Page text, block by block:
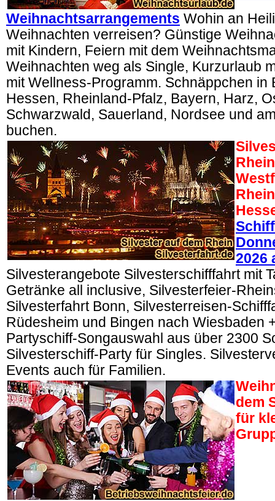
Weihnachtsarrangements Wohin an
Weihnachten verreisen? Günstige
mit Kindern, Feiern mit dem
Weihnachten weg als Single, Kurzurlaub
mit Wellness-Programm. Schnäppchen in
Hessen, Rheinland-Pfalz, Bayern, Harz,
Schwarzwald, Sauerland, Nordsee und
buchen.
2026
Silvesterangebote Silvesterschifffahrt mit
Getränke all inclusive, Silvesterfeier-
Silvesterfahrt Bonn, Silvesterreisen-
Rüdesheim und Bingen nach Wiesbaden
Partyschiff-Songauswahl aus über 2300
Silvesterschiff-Party für Singles.
Events auch für Familien.
dem
für